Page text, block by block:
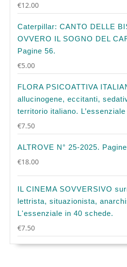
€12.00
Caterpillar: CANTO DELLE
OVVERO IL SOGNO DEL
Pagine 56.
€5.00
FLORA PSICOATTIVA
allucinogene, eccitanti,
territorio italiano.
€7.50
ALTROVE N° 25-2025.
€18.00
IL CINEMA SOVVERSIVO
lettrista, situazionista,
L'essenziale in 40 schede.
€7.50